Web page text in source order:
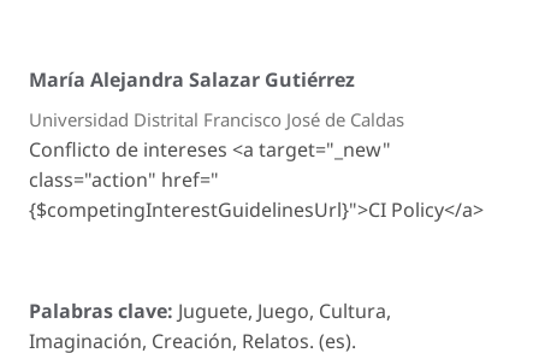
María Alejandra Salazar Gutiérrez
Universidad Distrital Francisco José de Caldas
Conflicto de intereses <a target="_new"
class="action" href="
{$competingInterestGuidelinesUrl}">CI Policy</a>
Palabras clave: Juguete, Juego, Cultura,
Imaginación, Creación, Relatos. (es).